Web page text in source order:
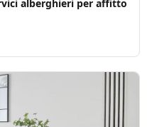
alberghieri per affitto